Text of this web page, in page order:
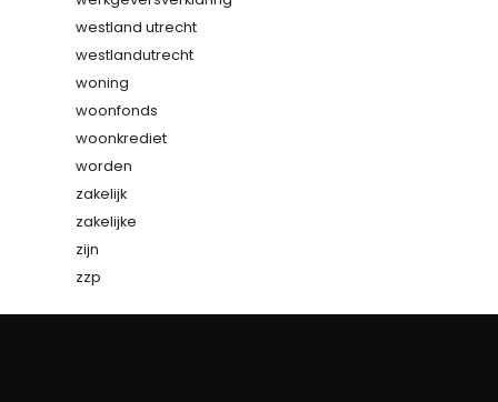
westland utrecht
westlandutrecht
woning
woonfonds
woonkrediet
worden
zakelijk
zakelijke
zijn
zzp